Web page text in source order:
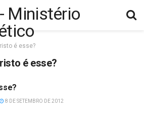
é esse?
é esse?
8 DE SETEMBRO DE 2012